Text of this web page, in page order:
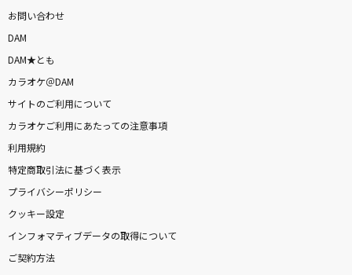
茜光
七海うらら
Amazing
Official髭男dism
お問い合わせ
DAM
DAM★とも
カラオケ＠DAM
サイトのご利用について
カラオケご利用にあたっての注意事項
利用規約
特定商取引法に基づく表示
プライバシーポリシー
クッキー設定
インフォマティブデータの取得について
ご契約方法